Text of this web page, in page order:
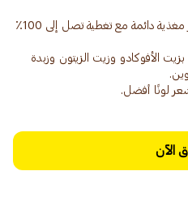
غارنييه كولور ناتشورالز هو صبغة شعر مغذية دائمة مع تغطية تصل إلى 100٪
الأفوكادو وزيت الزيتون وزبدة
لونًا أفضل.
الآن